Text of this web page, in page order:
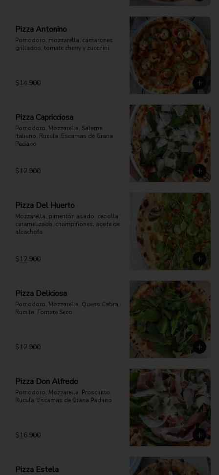
Pizza Antonino
Pomodoro, mozzarella, camarones
grillados, tomate cherry y zucchini.
$14.900
Pizza Capricciosa
Pomodoro, Mozzarella, Salame
Italiano, Rucula, Escamas de Grana
Padano
$12.900
Pizza Del Huerto
Mozzarella, pimentón asado, cebolla
caramelizada, champiñones, aceite de
alcachofa
$12.900
Pizza Deliciosa
Pomodoro, Mozzarella, Queso Cabra,
Rucula, Tomate Seco
$12.900
Pizza Don Alfredo
Pomodoro, Mozzarella, Prosciutto,
Rucula, Escamas de Grana Padano
$16.900
Pizza Estela